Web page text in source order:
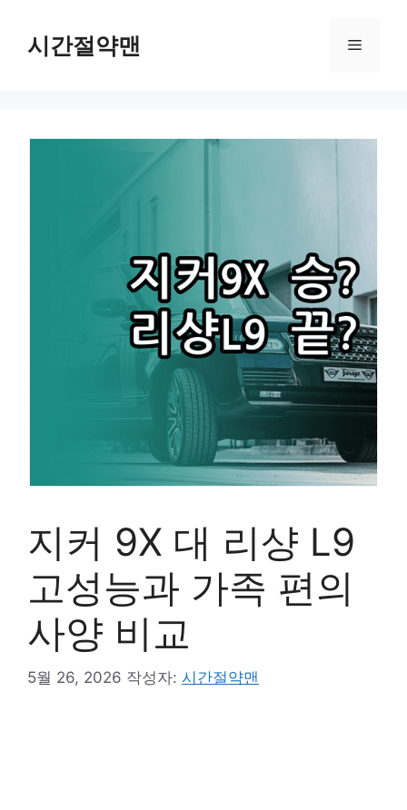
시간절약맨 메
지커 9X 대 리샹 L9
고성능과 가족 편의
사양 비교
5월 26, 2026 작성자: 시간절약맨